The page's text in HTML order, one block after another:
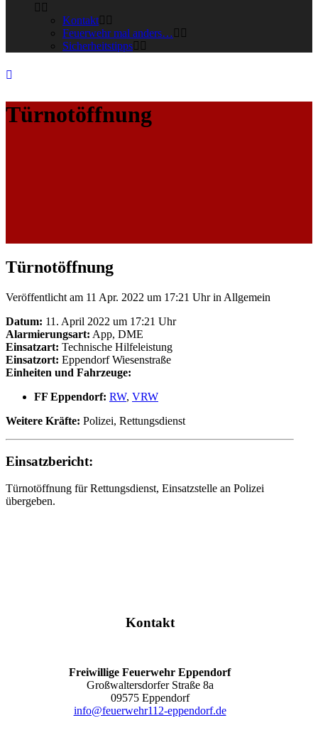
Kontakt
Feuerwehr mal anders…
Sicherheitstipps
Türnotöffnung
Türnotöffnung
Veröffentlicht am 11 Apr. 2022 um 17:21 Uhrin Allgemein
Datum: 11. April 2022 um 17:21 Uhr
Alarmierungsart: App, DME
Einsatzart: Technische Hilfeleistung
Einsatzort: Eppendorf Wiesenstraße
Einheiten und Fahrzeuge:
FF Eppendorf: RW, VRW
Weitere Kräfte: Polizei, Rettungsdienst
Einsatzbericht:
Türnotöffnung für Rettungsdienst, Einsatzstelle an Polizei
übergeben.
Kontakt
Freiwillige Feuerwehr Eppendorf
Großwaltersdorfer Straße 8a
09575 Eppendorf
info@feuerwehr112-eppendorf.de